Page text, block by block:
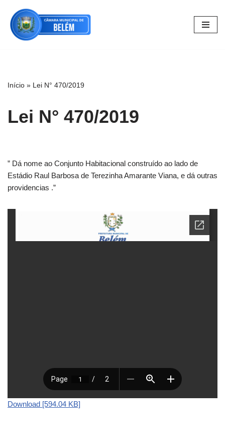
Pular
para
Início » Lei N° 470/2019
Lei N° 470/2019
” Dá nome ao Conjunto Habitacional construído ao lado de
Estádio Raul Barbosa de Terezinha Amarante Viana, e dá outras
providencias .”
Download [594.04 KB]